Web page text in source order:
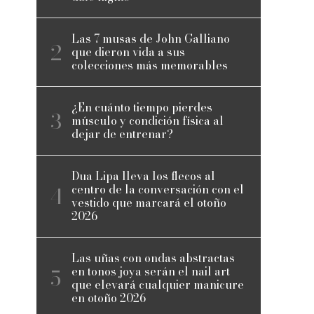
Las 7 musas de John Galliano
que dieron vida a sus
colecciones más memorables
¿En cuánto tiempo pierdes
músculo y condición física al
dejar de entrenar?
Dua Lipa lleva los flecos al
centro de la conversación con el
vestido que marcará el otoño
2026
Las uñas con ondas abstractas
en tonos joya serán el nail art
que elevará cualquier manicure
en otoño 2026